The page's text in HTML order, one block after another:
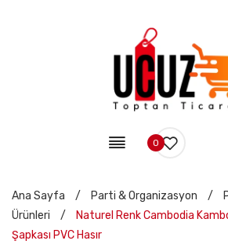
0
Ana Sayfa / Parti & Organizasyon /
Ürünleri
/
Naturel Renk Cambodia
Şapkası PVC Hasır